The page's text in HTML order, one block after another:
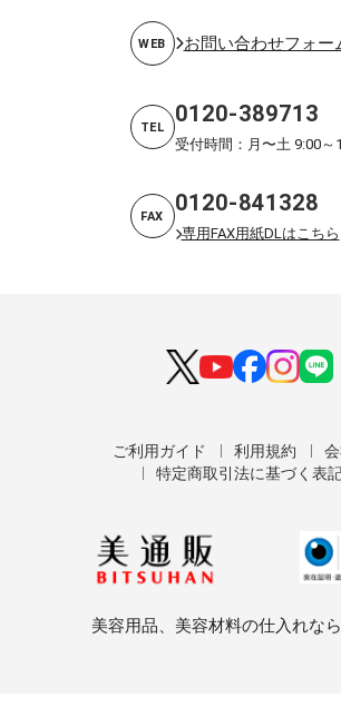
WEB お問い合わせフォー
TEL 0120-389713
受付時間：月〜土 9:00～
FAX 0120-841328
専用FAX用紙DLはこちら
ご利用ガイド 利用規約
特定商取引法に基づく表
美容用品、美容材料の仕入れな